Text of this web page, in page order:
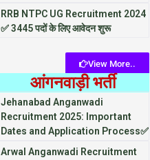
RRB NTPC UG Recruitment 2024
✅ 3445 पदों के लिए आवेदन शुरू
View More..
आंगनवाड़ी भर्ती
Jehanabad Anganwadi
Recruitment 2025: Important
Dates and Application Process✅
Arwal Anganwadi Recruitment